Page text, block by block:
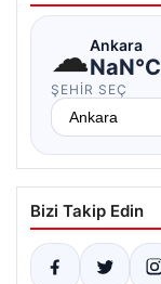
☁Ankara
NaN°C
ŞEHIR SEÇ
Bizi Takip Edin